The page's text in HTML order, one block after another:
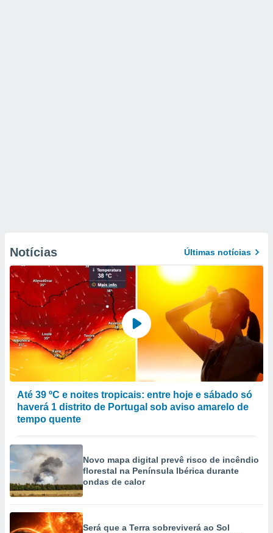
Notícias Últimas notícias
Até 39 ºC e noites tropicais: entre hoje e sábado só
haverá 1 distrito de Portugal sob aviso amarelo de
tempo quente
Novo mapa digital prevê risco de incêndio
florestal na Península Ibérica durante
ondas de calor
Será que a Terra sobreviverá ao Sol